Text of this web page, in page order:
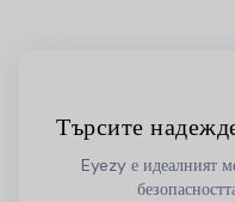
Търсите
Eyezy е идеалният